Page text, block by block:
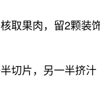
取果肉，留2颗装
切片，另一半挤汁